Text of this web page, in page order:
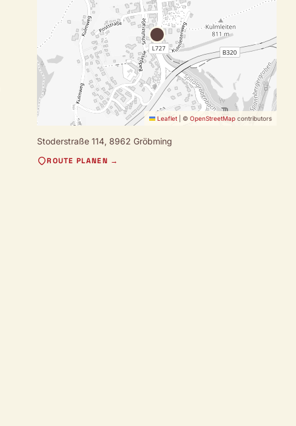
Leaflet © OpenStreetMapcontributors
Stoderstraße 114,8962 Gröbming
ROUTE PLANEN →